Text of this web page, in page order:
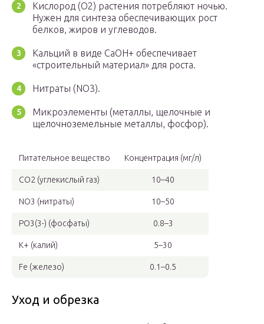
Кислород (O2) растения потребляют ночью.
Нужен для синтеза обеспечивающих рост
белков, жиров и углеводов.
Кальций в виде CaOH+ обеспечивает
«строительный материал» для роста.
Нитраты (NO3).
Микроэлементы (металлы, щелочные и
щелочноземельные металлы, фосфор).
Питательное вещество Концентрация (мг/л)
CO2 (углекислый газ) 10–40
NO3 (нитраты) 10–50
PO3(3-) (фосфаты) 0.8–3
K+ (калий) 5–30
Fe (железо) 0.1–0.5
Уход и обрезка